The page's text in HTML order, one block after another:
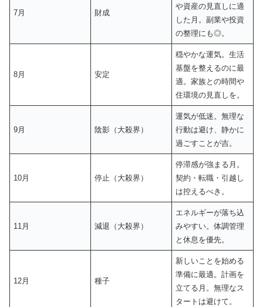
7月 財成
や資産の見直しに適
した月。副業や投資
の整理にも◎。
8月 安定
穏やかな運気。生活
基盤を整えるのに最
適。家族との時間や
住環境の見直しを。
9月 陰影（大殺界）
運気が低迷。無理な
行動は避け、静かに
過ごすことが吉。
10月 停止（大殺界）
停滞感が強まる月。
契約・転職・引越し
は控えるべき。
11月 減退（大殺界）
エネルギーが落ち込
みやすい。体調管理
と休息を優先。
12月 種子
新しいことを始める
準備に最適。計画を
立てる月。無理なス
タートは避けて。